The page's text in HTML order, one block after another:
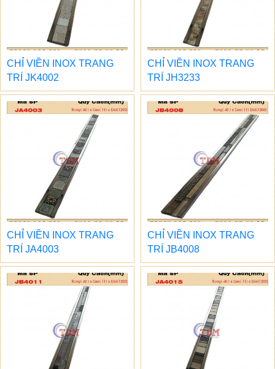
CHỈ VIỀN INOX TRANG
TRÍ JK4002
CHỈ VIỀN INOX TRANG
TRÍ JH3233
CHỈ VIỀN INOX TRANG
TRÍ JA4003
CHỈ VIỀN INOX TRANG
TRÍ JB4008